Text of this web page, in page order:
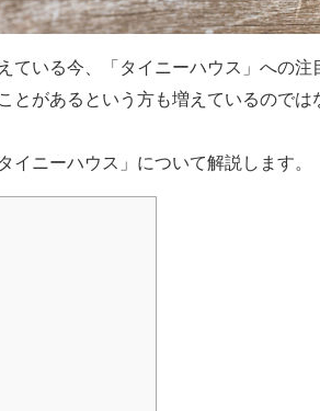
ている今、「タイニーハウス」への注
があるという方も増えているのでは
ニーハウス」について解説します。